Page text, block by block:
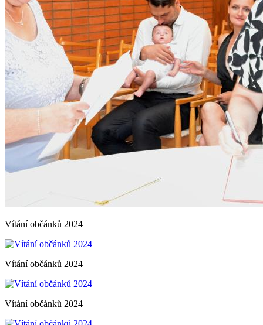
Vítání občánků 2024
Vítání občánků 2024
Vítání občánků 2024